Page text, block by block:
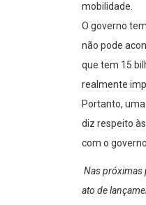
mobilidade.
O governo
não pode
que tem 15
realmente
Portanto,
diz respeito
com o
Nas próximas
ato de